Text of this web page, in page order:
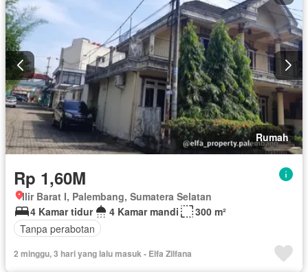
Rumah
Rp 1,60M
Ilir Barat I, Palembang, Sumatera Selatan
4 Kamar tidur
4 Kamar mandi
300 m²
Tanpa perabotan
2 minggu, 3 hari yang lalu masuk - Elfa Zilfana